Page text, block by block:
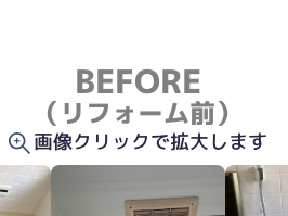
BEFORE
（リフォーム前）
画像クリックで拡大します